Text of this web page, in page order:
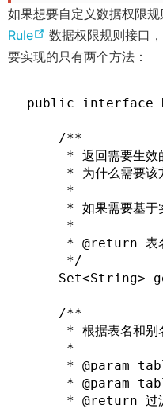
w
i
n
s
n
e
如果想要自定义数据权限
Rule
(
o
e
数据权限规则接口
要实现的只有两个方法：
public interface
/**
* 返回需要生效的
* 为什么需要该方
*
* 如果需要基于
*
* @return 表名
*/
Set<String>
/**
* 根据表名和别名
*
* @param
* @param
* @return 过滤